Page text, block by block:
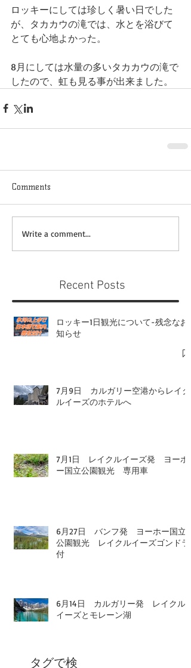
ロッキーにしては珍しく暑い日でした
が、タカカウの滝では、水とを浴びて
とても心地よかった。
8月にしては水量の多いタカカウの滝で
したので、虹も見る事が出来ました。
Comments
Write a comment...
Recent Posts
ロッキー1日観光について-残念なお
知らせ
7月9日 カルガリー空港からレイク
ルイーズのホテルへ
7月1日 レイクルイーズ発 ヨーホ
ー国立公園観光 専用車
6月27日 バンフ発 ヨーホー国立
公園観光 レイクルイーズゴンドラ
付
6月14日 カルガリー発 レイクル
イーズとモレーン湖
タグで検